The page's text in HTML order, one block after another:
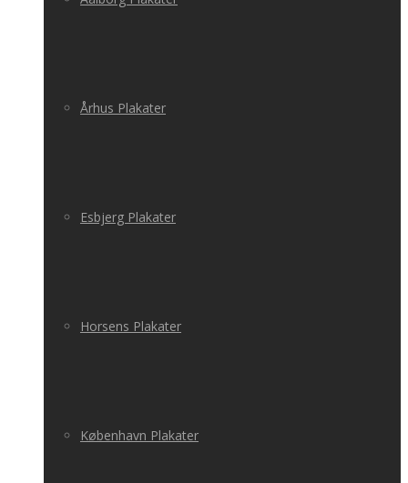
Århus Plakater
Esbjerg Plakater
Horsens Plakater
København Plakater